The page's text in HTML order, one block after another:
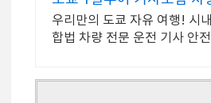
우리만의 도쿄 자유 여행! 시
합법 차량 전문 운전 기사 안